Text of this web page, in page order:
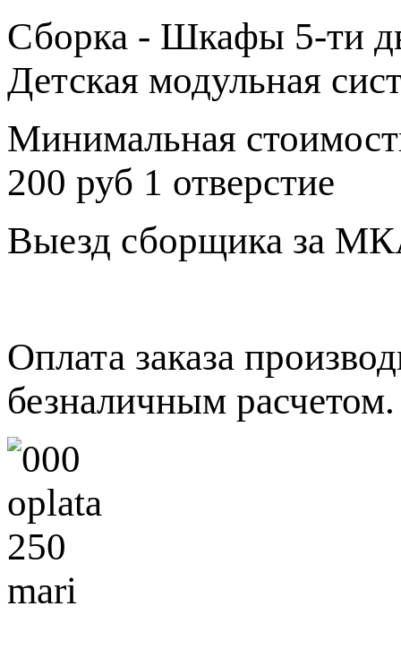
Сборка - Шкафы 5-ти
Детская модульная
Минимальная
200 руб 1 отверстие
Выезд сборщика за
Оплата заказа
безналичным расчетом.